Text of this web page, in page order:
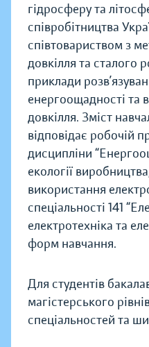
гідросферу та
співробітництва
співтовариством з
довкілля та сталого
приклади
енергоощадності та
довкілля. Зміст
відповідає робочій
дисципліни
екології
використання
спеціальності 141
електротехніка та
форм навчання.
Для студентів
магістерського
спеціальностей та